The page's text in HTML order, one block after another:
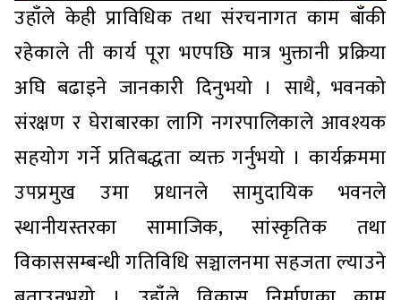
उहाँले केही प्राविधिक तथा संरचनागत काम बाँकी
रहेकाले ती कार्य पूरा भएपछि मात्र भुक्तानी प्रक्रिया
अघि बढाइने जानकारी दिनुभयो । साथै, भवनको
संरक्षण र घेराबारका लागि नगरपालिकाले आवश्यक
सहयोग गर्ने प्रतिबद्धता व्यक्त गर्नुभयो । कार्यक्रममा
उपप्रमुख उमा प्रधानले सामुदायिक भवनले
स्थानीयस्तरका सामाजिक, सांस्कृतिक तथा
विकाससम्बन्धी गतिविधि सञ्चालनमा सहजता ल्याउने